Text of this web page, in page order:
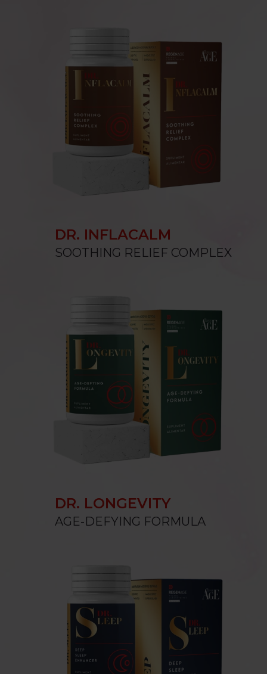
DR. INFLACALM
SOOTHING RELIEF COMPLEX
DR. LONGEVITY
AGE-DEFYING FORMULA